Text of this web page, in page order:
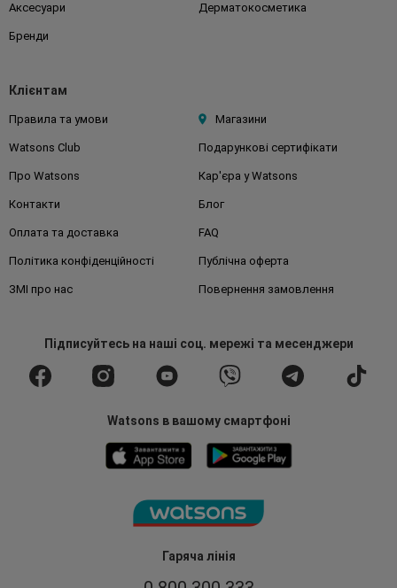
Гаряча лінія
Аксесуари Дерматокосметика
Бренди
Клієнтам
Правила та умови Магазини
Watsons Club Подарункові сертифікати
Про Watsons Кар'єра у Watsons
Контакти Блог
Оплата та доставка FAQ
Політика конфіденційності Публічна оферта
ЗМІ про нас Повернення замовлення
Підписуйтесьна наші соц. мережі та месенджери
Watsons в вашому смартфоні